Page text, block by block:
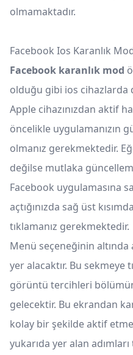
olmamaktadır.
Facebook Ios Karanlık Mod
Facebook karanlık mod
olduğu gibi ios cihazlarda
Apple cihazınızdan aktif
öncelikle uygulamanızın
olmanız gerekmektedir.
değilse mutlaka
Facebook uygulamasına
açtığınızda sağ üst
tıklamanız gerekmektedir.
Menü seçeneğinin
yer alacaktır. Bu sekmeye
görüntü tercihleri
gelecektir. Bu ekrandan
kolay bir şekilde aktif
yukarıda yer alan